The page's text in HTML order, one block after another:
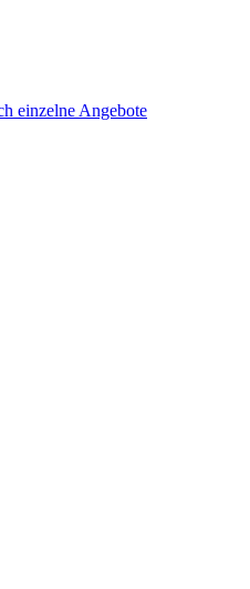
einzelne Angebote